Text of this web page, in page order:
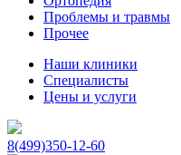
Проблемы и травмы
Прочее
Наши клиники
Специалисты
Цены и услуги
8(499)350-12-60